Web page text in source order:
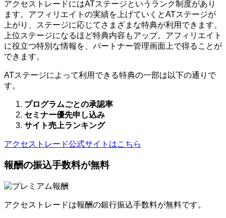
アクセストレードにはATステージというランク制度があり
ます。アフィリエイトの実績を上げていくとATステージが
上がり、ステージに応じてさまざまな特典が利用できます。
上位ステージになるほど特典内容もアップ。アフィリエイト
に役立つ特別な情報を、パートナー管理画面上で得ることが
できます。
ATステージによって利用できる特典の一部は以下の通りで
す。
プログラムごとの承認率
セミナー優先申し込み
サイト売上ランキング
アクセストレード公式サイトはこちら
報酬の振込手数料が無料
アクセストレードは報酬の銀行振込手数料が無料です。